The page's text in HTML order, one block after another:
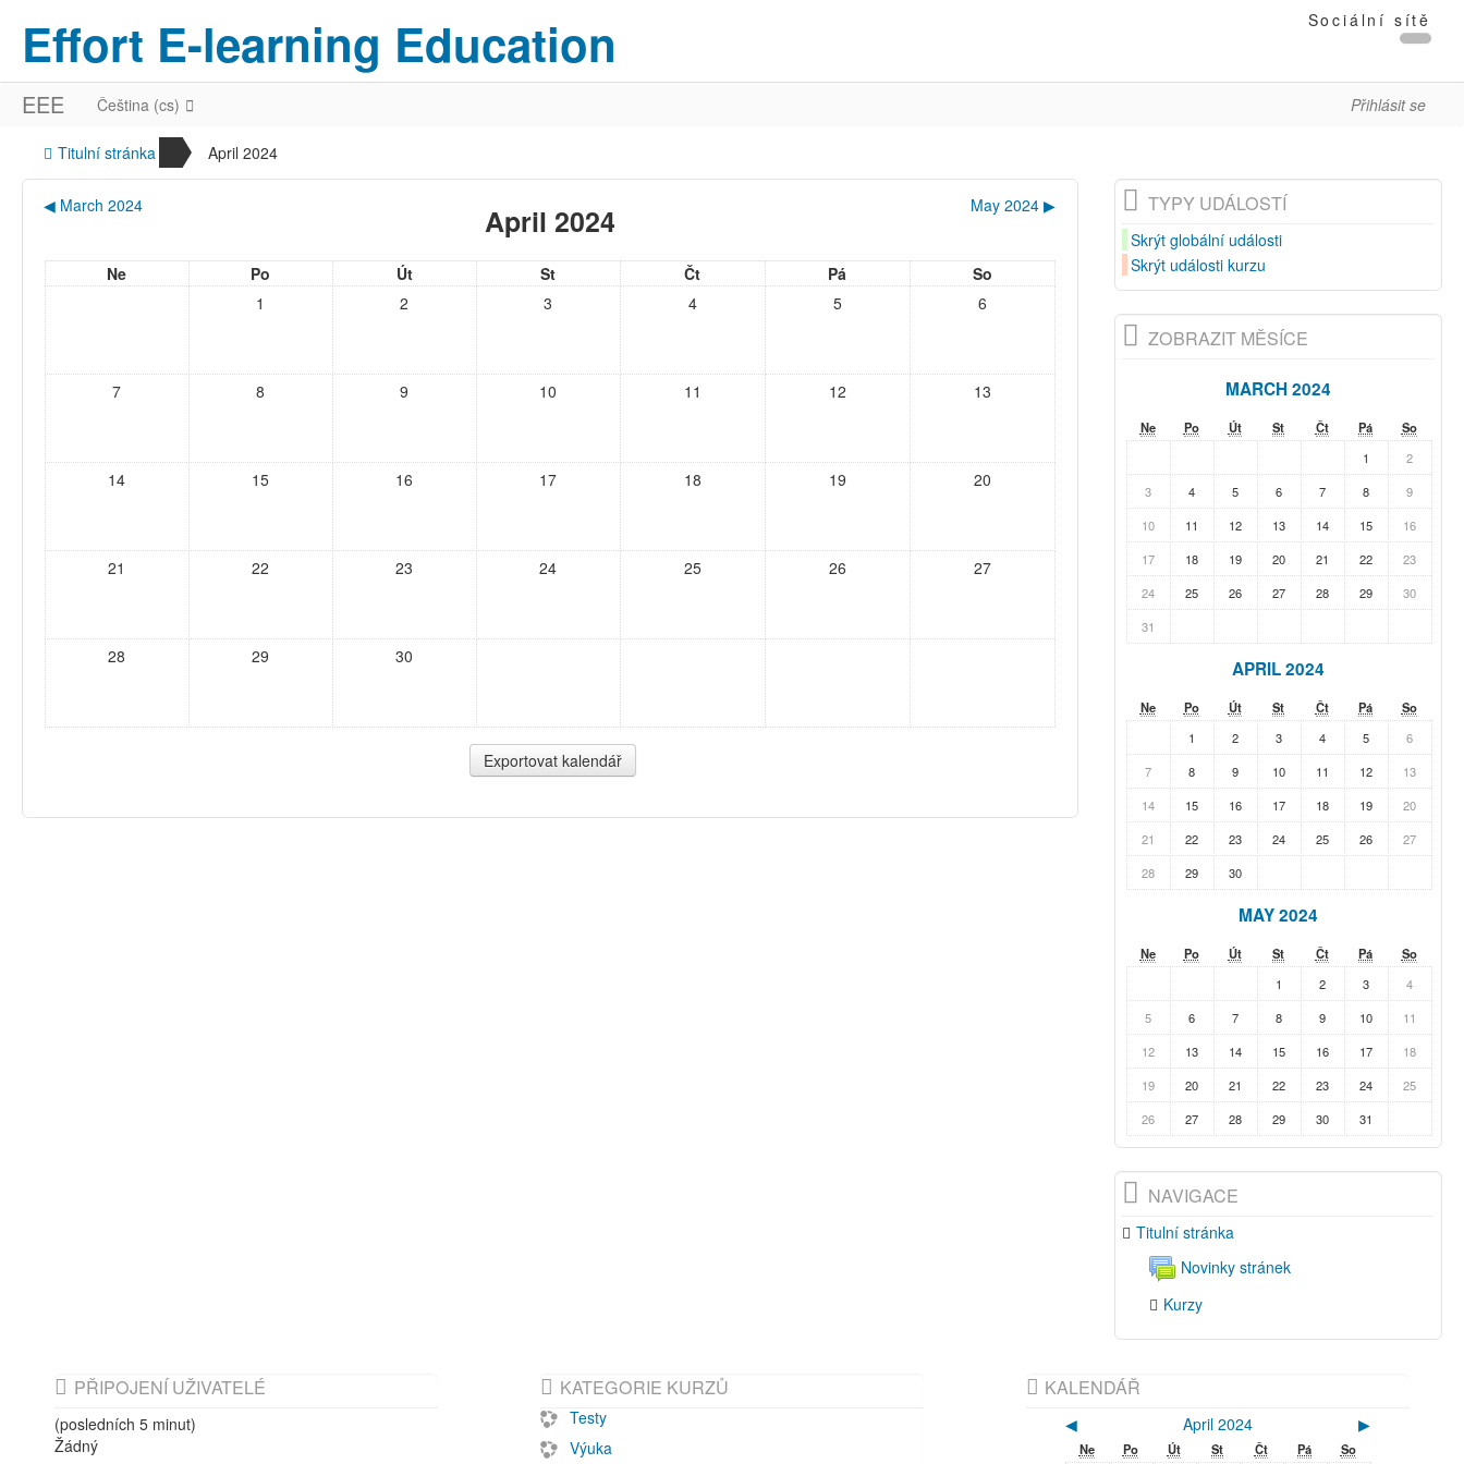
Effort E-learning Education Sociální sítě
EEE Přihlásit se
Čeština (cs)
Titulní stránka April 2024
◀ March 2024 April 2024 May 2024 ▶
Ne Po Út St Čt Pá
So
1
2 3 4 5 6
7 8 9 10 11 12 13
14 15 16 17 18 19 20
21 22 23 24 25 26 27
28 29 30
TYPY UDÁLOSTÍ
Skrýt globální události
Skrýt události kurzu
ZOBRAZIT MĚSÍCE
MARCH 2024
Ne Po Út St Čt Pá
So
1
2
3
4 5 6 7 8
9
10
11 12 13 14 15
16
17
18 19 20 21 22
23
24
25 26 27 28 29
30
31
APRIL 2024
Ne Po Út St Čt Pá
So
1
2 3 4 5
6
7
8 9 10 11 12
13
14
15 16 17 18 19
20
21
22 23 24 25 26
27
28
29 30
MAY 2024
Ne Po Út St Čt Pá
So
1
2 3
4
5
6 7 8 9 10
11
12
13 14 15 16 17
18
19
20 21 22 23 24
25
26
27 28 29 30 31
NAVIGACE
Titulní stránka
Novinky stránek
Kurzy
PŘIPOJENÍ UŽIVATELÉ
(posledních 5 minut)
Žádný
KATEGORIE KURZŮ
Testy
Výuka
KALENDÁŘ
◀ April 2024 ▶
Ne Po Út St Čt Pá So